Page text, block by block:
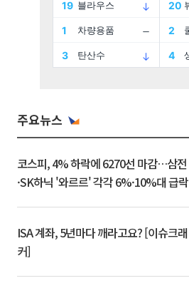
주요뉴스
코스피, 4% 하락에 6270선 마감…삼전
·SK하닉 '와르르' 각각 6%·10%대 급락
ISA 계좌, 5년마다 깨라고요? [이슈크래
커]